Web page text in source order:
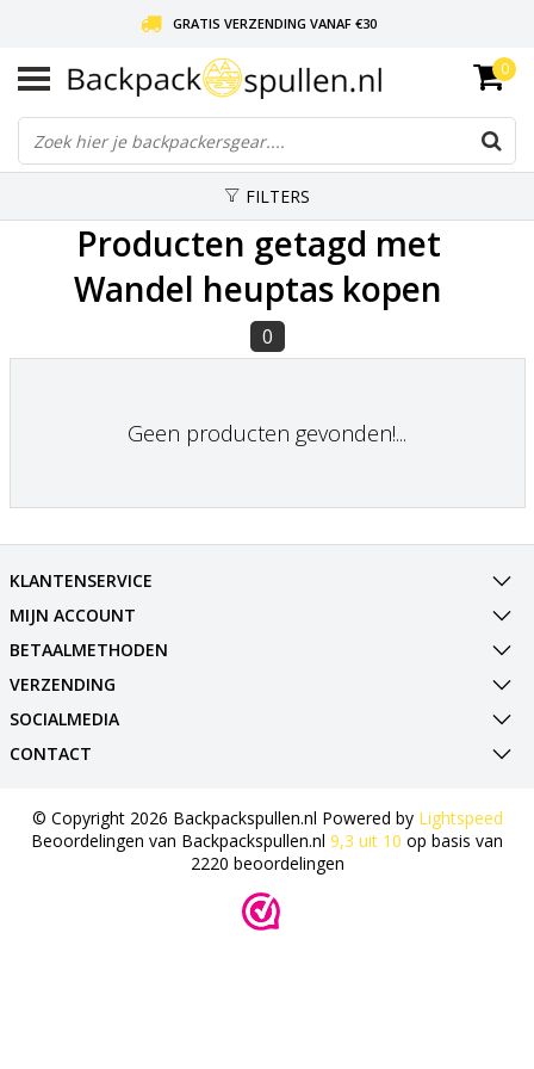
GRATIS VERZENDING VANAF €30
LIEFDE VOOR BACKPACKEN!
30 DAGEN GRATIS RETOUR
0
FILTERS
Producten getagd met
Wandel heuptas kopen
0
Geen producten gevonden!...
KLANTENSERVICE
MIJN ACCOUNT
BETAALMETHODEN
VERZENDING
SOCIALMEDIA
CONTACT
© Copyright 2026 Backpackspullen.nl Powered by Lightspeed
Beoordelingen van Backpackspullen.nl 9,3 uit 10 op basis van
2220 beoordelingen